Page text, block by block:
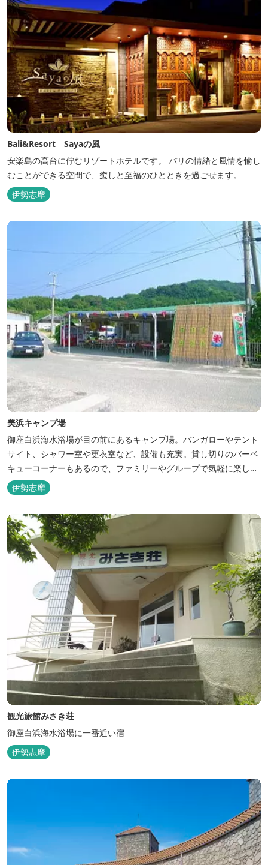
Bali&Resort Sayaの風
安楽島の高台に佇むリゾートホテルです。 バリの情緒と風情を愉し
むことができる空間で、癒しと至福のひとときを過ごせます。
伊勢志摩
美浜キャンプ場
御座白浜海水浴場が目の前にあるキャンプ場。バンガローやテント
サイト、シャワー室や更衣室など、設備も充実。貸し切りのバーベ
キューコーナーもあるので、ファミリーやグループで気軽に楽しむ
ことができます。
伊勢志摩
観光旅館みさき荘
御座白浜海水浴場に一番近い宿
伊勢志摩